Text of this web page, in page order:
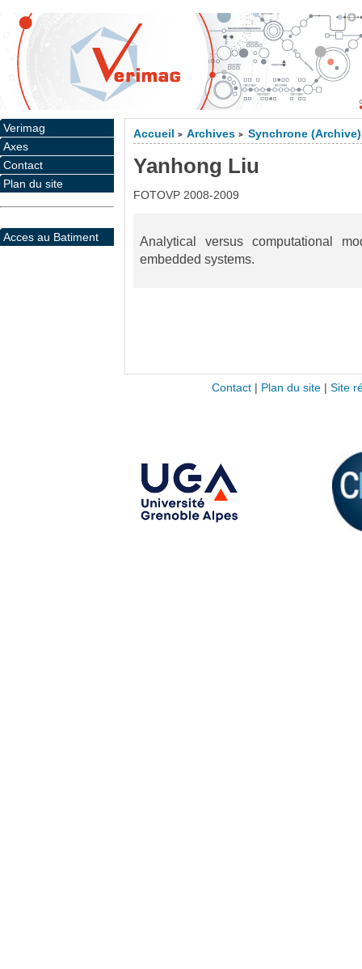
Accueil > Archives > Synchrone (Archive)
Yanhong Liu
FOTOVP 2008-2009
Analytical versus computational
embedded systems.
Verimag
Axes
Contact
Plan du site
Acces au Batiment
Contact| Plan du site| Site